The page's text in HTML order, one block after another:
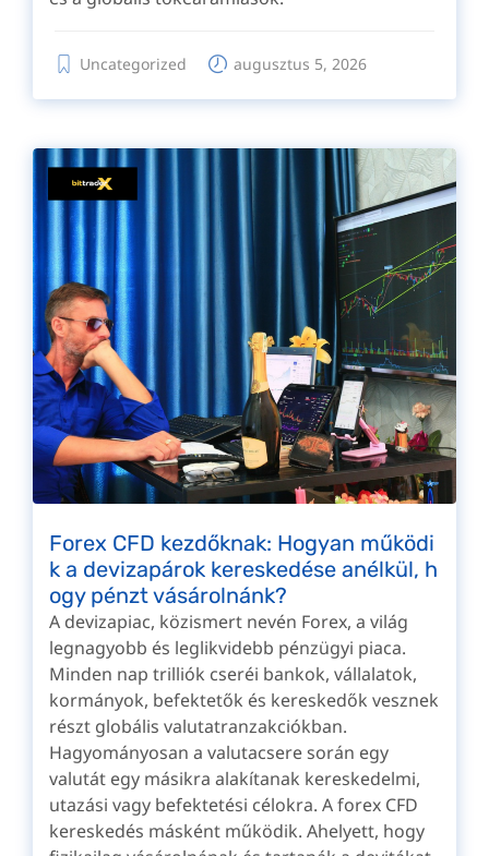
Uncategorized augusztus 5, 2026
Forex CFD kezdőknak: Hogyan működi
k a devizapárok kereskedése anélkül, h
ogy pénzt vásárolnánk?
A devizapiac, közismert nevén Forex, a világ
legnagyobb és leglikvidebb pénzügyi piaca.
Minden nap trilliók cseréi bankok, vállalatok,
kormányok, befektetők és kereskedők vesznek
részt globális valutatranzakciókban.
Hagyományosan a valutacsere során egy
valutát egy másikra alakítanak kereskedelmi,
utazási vagy befektetési célokra. A forex CFD
kereskedés másként működik. Ahelyett, hogy